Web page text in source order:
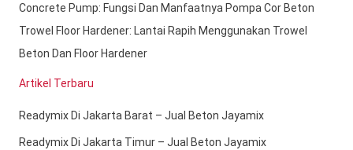
Concrete Pump: Fungsi Dan Manfaatnya Pompa Cor Beton
Trowel Floor Hardener: Lantai Rapih Menggunakan Trowel
Beton Dan Floor Hardener
Artikel Terbaru
Readymix Di Jakarta Barat – Jual Beton Jayamix
Readymix Di Jakarta Timur – Jual Beton Jayamix